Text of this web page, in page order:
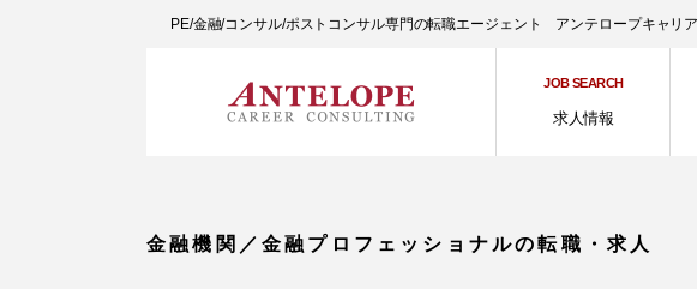
PE/金融/コンサル/ポストコンサル専門の転職エージェント アンテロープキャリ
JOB SEARCH
求人情報
金融機関／金融プロフェッショナルの転職・求人